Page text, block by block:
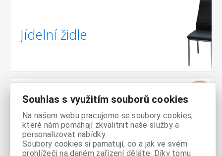
Jídelní židle
Jídelní
sestavy
Souhlas s využitím souborů cookies
Na našem webu pracujeme se soubory cookies,
které nám pomáhají zkvalitnit naše služby a
personalizovat nabídky.
Soubory cookies si pamatují, co a jak ve svém
prohlížeči na daném zařízení děláte. Díky tomu